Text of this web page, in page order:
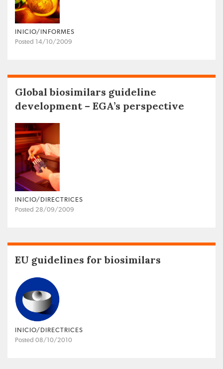
INICIO/INFORMES
Posted 14/10/2009
Global biosimilars guideline
development – EGA’s perspective
INICIO/DIRECTRICES
Posted 28/09/2009
EU guidelines for biosimilars
INICIO/DIRECTRICES
Posted 08/10/2010